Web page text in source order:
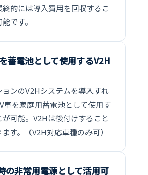
終的には導入費用を回収するこ
です。
蓄電池として使用するV2H
ョンのV2Hシステムを導入すれ
車を家庭用蓄電池として使用す
が可能。V2Hは後付けすること
す。（V2H対応車種のみ可）
の非常用電源として活用可